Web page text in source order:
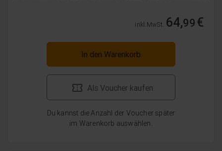
inkl. MwSt. 64,99€
In den Warenkorb
Als Voucher kaufen
Du kannst die Anzahl der Voucher später
im Warenkorb auswählen.